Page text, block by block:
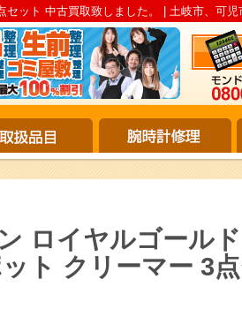
ット 中古買取致しました。 | 土岐市、可
ロイヤルゴール
ト クリーマー 3